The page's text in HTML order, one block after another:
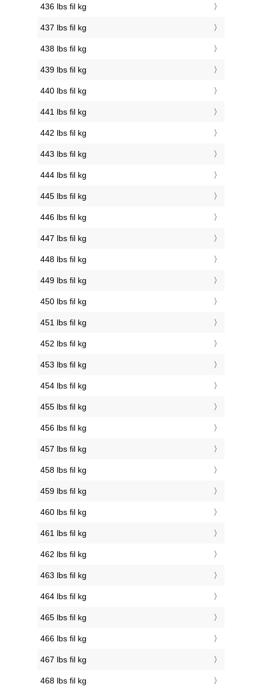
436 lbs fil kg
437 lbs fil kg
438 lbs fil kg
439 lbs fil kg
440 lbs fil kg
441 lbs fil kg
442 lbs fil kg
443 lbs fil kg
444 lbs fil kg
445 lbs fil kg
446 lbs fil kg
447 lbs fil kg
448 lbs fil kg
449 lbs fil kg
450 lbs fil kg
451 lbs fil kg
452 lbs fil kg
453 lbs fil kg
454 lbs fil kg
455 lbs fil kg
456 lbs fil kg
457 lbs fil kg
458 lbs fil kg
459 lbs fil kg
460 lbs fil kg
461 lbs fil kg
462 lbs fil kg
463 lbs fil kg
464 lbs fil kg
465 lbs fil kg
466 lbs fil kg
467 lbs fil kg
468 lbs fil kg